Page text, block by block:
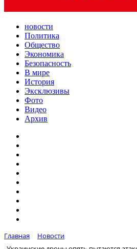
новости
Политика
Общество
Экономика
Безопасность
В мире
История
Эксклюзивы
Фото
Видео
Архив
Главная
Новости